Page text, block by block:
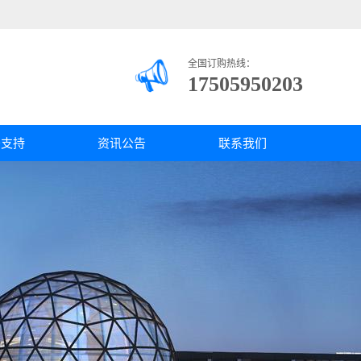
全国订购热线：
17505950203
持 资讯公告 联系我们